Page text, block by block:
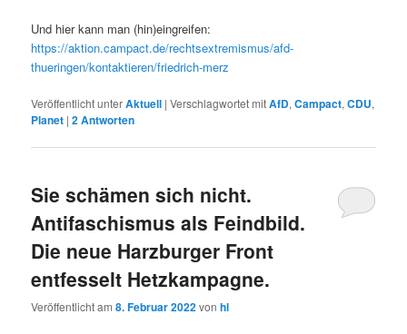
Und hier kann man (hin)eingreifen:
https://aktion.campact.de/rechtsextremismus/afd-
thueringen/kontaktieren/friedrich-merz
Veröffentlicht unterAktuell |Verschlagwortet mitAfD,Campact,CDU,
Planet |2Antworten
Sie schämen sich nicht.
Antifaschismus als Feindbild.
Die neue Harzburger Front
entfesselt Hetzkampagne.
Veröffentlicht am8. Februar 2022vonhl